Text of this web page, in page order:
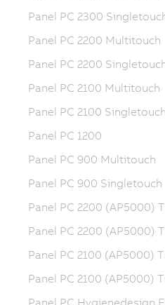
Panel PC 2300
Panel PC 2200 Multitouch
Panel PC 2200
Panel PC 2100 Multitouch
Panel PC 2100 Singletouch
Panel PC 1200
Panel PC 900 Multitouch
Panel PC 900 Singletouch
Panel PC 2200 (AP5000)
Panel PC 2200 (AP5000)
Panel PC 2100 (AP5000)
Panel PC 2100 (AP5000)
Panel PC Hygienedesign